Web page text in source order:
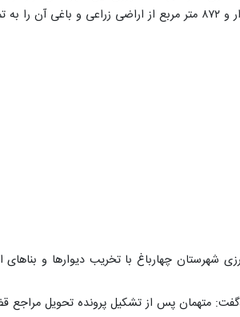
شهرستان چهارباغ با تخریب دیوارها و